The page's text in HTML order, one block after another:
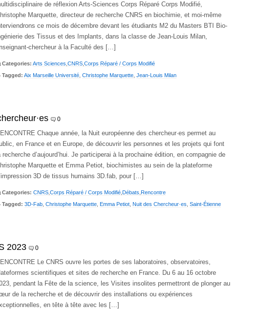
de réflexion Arts-Sciences Corps Réparé Corps Modifié,
Marquette, directeur de recherche CNRS en biochimie, et moi-même
ce mois de décembre devant les étudiants M2 du Masters BTI Bio-
des Tissus et des Implants, dans la classe de Jean-Louis Milan,
chercheur à la Faculté des […]
Categories: Arts Sciences,CNRS,Corps Réparé / Corps Modifié
Tagged: Aix Marseille Université Christophe Marquette Jean-Louis Milan
0
Chaque année, la Nuit européenne des chercheur·es permet au
en France et en Europe, de découvrir les personnes et les projets qui font
recherche d’aujourd’hui. Je participerai à la prochaine édition, en compagnie de
Marquette et Emma Petiot, biochimistes au sein de la plateforme
3D de tissus humains 3D.fab, pour […]
Categories: CNRS Corps Réparé / Corps Modifié Débats Rencontre
Tagged: 3D-Fab Christophe Marquette Emma Petiot Nuit des Chercheur·es Saint-Étienne
2023 0
Le CNRS ouvre les portes de ses laboratoires, observatoires,
scientifiques et sites de recherche en France. Du 6 au 16 octobre
pendant la Fête de la science, les Visites insolites permettront de plonger au
de la recherche et de découvrir des installations ou expériences
en tête à tête avec les […]